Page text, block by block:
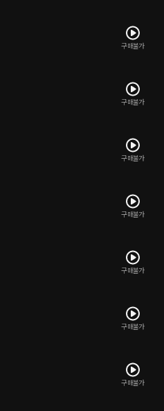
구매불가
구매불가
구매불가
구매불가
구매불가
구매불가
구매불가